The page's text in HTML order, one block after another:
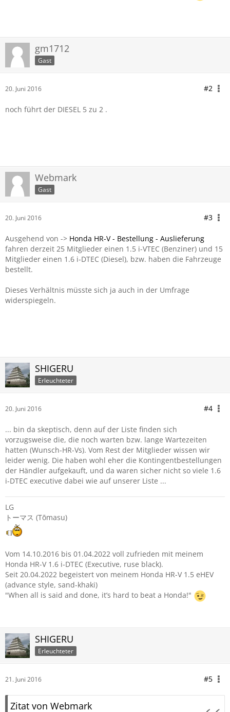
gm1712
Gast
20. Juni 2016 #2
noch führt der DIESEL 5 zu 2 .
Webmark
Gast
20. Juni 2016 #3
Ausgehend von -> Honda HR-V - Bestellung - Auslieferung
fahren derzeit 25 Mitglieder einen 1.5 i-VTEC (Benziner) und 15
Mitglieder einen 1.6 i-DTEC (Diesel), bzw. haben die Fahrzeuge
bestellt.
Dieses Verhältnis müsste sich ja auch in der Umfrage
widerspiegeln.
SHIGERU
Erleuchteter
20. Juni 2016 #4
... bin da skeptisch, denn auf der Liste finden sich
vorzugsweise die, die noch warten bzw. lange Wartezeiten
hatten (Wunsch-HR-Vs). Vom Rest der Mitglieder wissen wir
leider wenig. Die haben wohl eher die Kontingentbestellungen
der Händler aufgekauft, und da waren sicher nicht so viele 1.6
i-DTEC executive dabei wie auf unserer Liste ...
LG
トーマス (Tōmasu)
Vom 14.10.2016 bis 01.04.2022 voll zufrieden mit meinem
Honda HR-V 1.6 i-DTEC (Executive, ruse black).
Seit 20.04.2022 begeistert von meinem Honda HR-V 1.5 eHEV
(advance style, sand-khaki)
"When all is said and done, it’s hard to beat a Honda!"
SHIGERU
Erleuchteter
21. Juni 2016 #5
Zitat von Webmark